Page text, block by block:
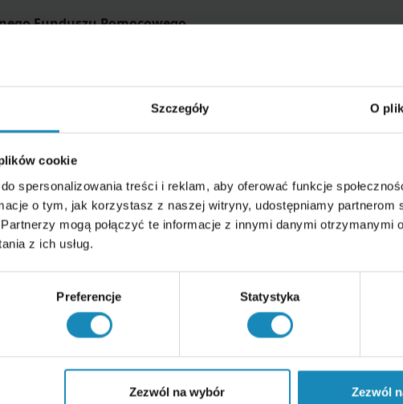
Szczegóły O
cookie
spersonalizowania treści i reklam, aby oferować funkcje
o tym, jak korzystasz z naszej witryny, udostępniamy partnerom
mogą połączyć te informacje z innymi danymi otrzymanymi
z ich usług.
Preferencje Statystyka
Zezwól na wybór Zezwól
Funduszu Pomocowego.
o:
trwania, klasa i charakter środka
– zawrzyj dodatkowo na rzecz